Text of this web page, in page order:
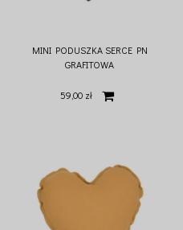
MINI PODUSZKA SERCE PN
GRAFITOWA
59,00 zł